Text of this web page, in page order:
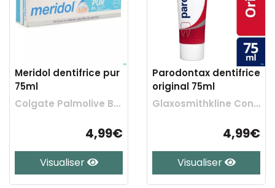
Meridol dentifrice pur
75ml
Colgate Palmolive Belgium
4,99€
Visualiser
Parodontax dentifrice
original 75ml
Glaxosmithkline Cons. Healthcare
4,99€
Visualiser